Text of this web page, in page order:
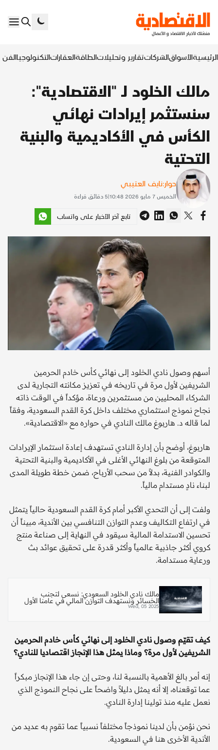
الرئيسيةالأسواقالشركاتتقارير وتحليلاتالطاقةالعقاراتالتكنولوجياالفن
مالك الخلود لـ "الاقتصادية":
سنستثمر إيرادات نهائي
الكأس في الأكاديمية والبنية
التحتية
حوار:نايف العتيبي
الخميس 7 مايو 2026 10:48 |
5 دقائق قراءة
تابع آخر الأخبار على واتساب
أسهم وصول نادي الخلود إلى نهائي كأس خادم الحرمين
الشريفين لأول مرة في تاريخه في تعزيز مكانته التجارية لدى
الشركاء المحليين من مستثمرين ورعاة، مؤكداً في الوقت ذاته
نجاح نموذج استثماري مختلف داخل كرة القدم السعودية، وفقاً
لما قاله د. هاربوغ مالك النادي في حواره مع «الاقتصادية».
هاربوغ، أوضح بأن إدارة النادي تستهدف إعادة استثمار الإيرادات
المتوقعة من بلوغ النهائي الأغلى في الأكاديمية والبنية التحتية
والكوادر الفنية، بدلاً من سحب الأرباح، ضمن خطة طويلة المدى
لبناء نادٍ مستدام مالياً.
ولفت إلى أن التحدي الأكبر أمام كرة القدم السعودية حالياً يتمثل
في ارتفاع التكاليف وعدم التوازن التنافسي بين الأندية، مبيناً أن
تحسين الاستدامة المالية سيقود في النهاية إلى صناعة منتج
كروي أكثر جاذبية عالمياً وأكثر قدرة على تحقيق عوائد بث
ورعاية مستدامة.
مالك نادي الخلود السعودي: نسعى لتجنب
الخسائر ونستهدف التوازن المالي في عامنا الأول
Wed, 05 2025
كيف تقيّم وصول نادي الخلود إلى نهائي كأس خادم الحرمين
الشريفين لأول مرة؟ وماذا يمثل هذا الإنجاز اقتصاديا للنادي؟
إنه أمر بالغ الأهمية بالنسبة لنا، وحتى إن جاء هذا الإنجاز مبكراً
عما توقعناه، إلا أنه يمثل دليلاً واضحاً على نجاح النموذج الذي
نعمل عليه منذ تولينا إدارة النادي.
نحن نؤمن بأن لدينا نموذجاً مختلفاً نسبياً عما تقوم به عديد من
الأندية الأخرى هنا في السعودية.